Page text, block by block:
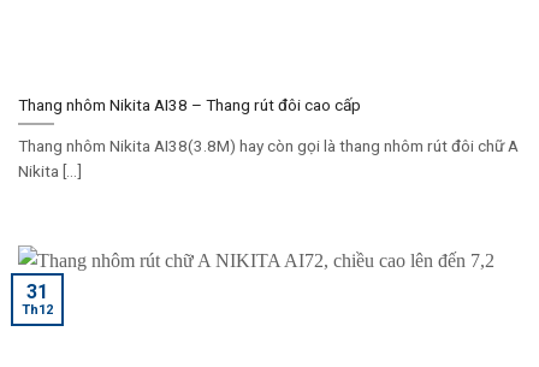
Thang nhôm Nikita AI38 – Thang rút đôi cao cấp
Thang nhôm Nikita AI38(3.8M) hay còn gọi là thang nhôm rút đôi chữ A
Nikita [...]
31
Th12